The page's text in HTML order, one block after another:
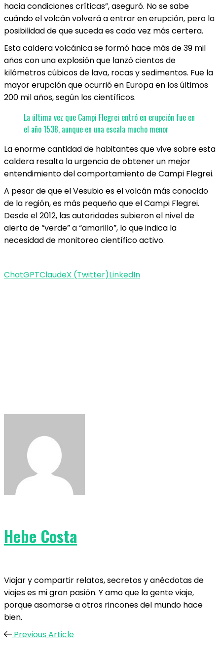
hacia condiciones críticas”, aseguró. No se sabe
cuándo el volcán volverá a entrar en erupción, pero la
posibilidad de que suceda es cada vez más certera.
Esta caldera volcánica se formó hace más de 39 mil
años con una explosión que lanzó cientos de
kilómetros cúbicos de lava, rocas y sedimentos. Fue la
mayor erupción que ocurrió en Europa en los últimos
200 mil años, según los científicos.
La última vez que Campi Flegrei entró en erupción fue en
el año 1538, aunque en una escala mucho menor
La enorme cantidad de habitantes que vive sobre esta
caldera resalta la urgencia de obtener un mejor
entendimiento del comportamiento de Campi Flegrei.
A pesar de que el Vesubio es el volcán más conocido
de la región, es más pequeño que el Campi Flegrei.
Desde el 2012, las autoridades subieron el nivel de
alerta de “verde” a “amarillo”, lo que indica la
necesidad de monitoreo científico activo.
ChatGPTClaudeX (Twitter)LinkedIn
Hebe Costa
Viajar y compartir relatos, secretos y anécdotas de
viajes es mi gran pasión. Y amo que la gente viaje,
porque asomarse a otros rincones del mundo hace
bien.
Previous Article